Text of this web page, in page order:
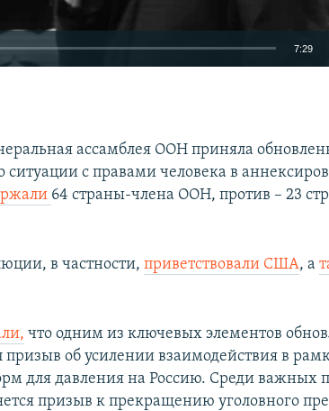
240p 360p 480p
7:29
ассамблея ООН приняла
с правами человека в
64 страны-члена ООН, против – 23
в частности,приветствовали США, а
что одним из ключевых элементов
призыв об усилении взаимодействия в
для давления на Россию. Среди важных
призыв к прекращению уголовного